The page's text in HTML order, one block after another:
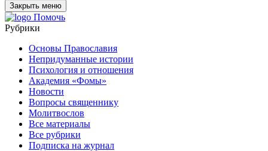
Закрыть меню
Помочь
Рубрики
Основы Православия
Непридуманные истории
Психология и отношения
Академия «Фомы»
Новости
Вопросы священнику
Молитвослов
Все материалы
Все рубрики
Подписка на журнал